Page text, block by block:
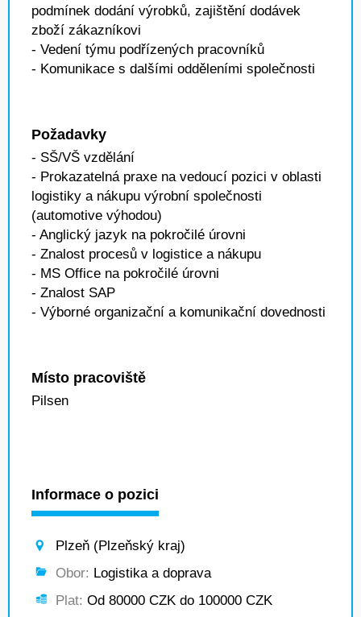
podmínek dodání výrobků, zajištění dodávek
zboží zákazníkovi
- Vedení týmu podřízených pracovníků
- Komunikace s dalšími odděleními společnosti
Požadavky
- SŠ/VŠ vzdělání
- Prokazatelná praxe na vedoucí pozici v oblasti
logistiky a nákupu výrobní společnosti
(automotive výhodou)
- Anglický jazyk na pokročilé úrovni
- Znalost procesů v logistice a nákupu
- MS Office na pokročilé úrovni
- Znalost SAP
- Výborné organizační a komunikační dovednosti
Místo pracoviště
Pilsen
Informace o pozici
Plzeň (Plzeňský kraj)
Obor: Logistika a doprava
Plat: Od 80000 CZK do 100000 CZK